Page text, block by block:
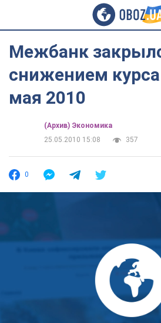
Межбанк
снижением
мая 2010
(Архив) Экономика
25.05.2010 15:08
357
0